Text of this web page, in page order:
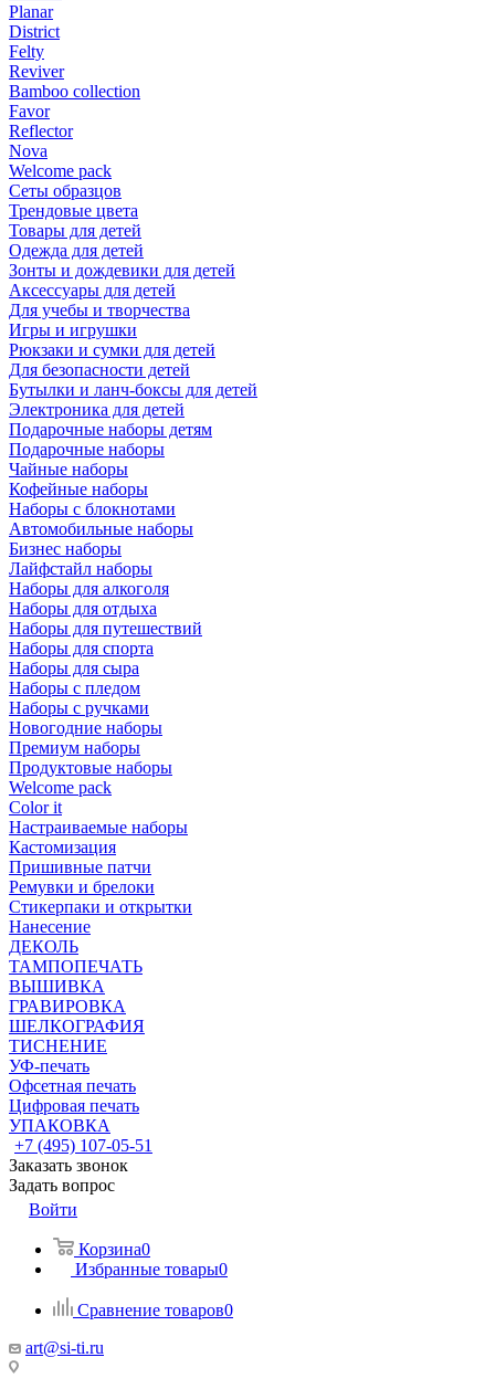
Planar
District
Felty
Reviver
Bamboo collection
Favor
Reflector
Nova
Welcome pack
Сеты образцов
Трендовые цвета
Товары для детей
Одежда для детей
Зонты и дождевики для детей
Аксессуары для детей
Для учебы и творчества
Игры и игрушки
Рюкзаки и сумки для детей
Для безопасности детей
Бутылки и ланч-боксы для детей
Электроника для детей
Подарочные наборы детям
Подарочные наборы
Чайные наборы
Кофейные наборы
Наборы с блокнотами
Автомобильные наборы
Бизнес наборы
Лайфстайл наборы
Наборы для алкоголя
Наборы для отдыха
Наборы для путешествий
Наборы для спорта
Наборы для сыра
Наборы с пледом
Наборы с ручками
Новогодние наборы
Премиум наборы
Продуктовые наборы
Welcome pack
Color it
Настраиваемые наборы
Кастомизация
Пришивные патчи
Ремувки и брелоки
Стикерпаки и открытки
Нанесение
ДЕКОЛЬ
ТАМПОПЕЧАТЬ
ВЫШИВКА
ГРАВИРОВКА
ШЕЛКОГРАФИЯ
ТИСНЕНИЕ
УФ-печать
Офсетная печать
Цифровая печать
УПАКОВКА
+7 (495) 107-05-51
Заказать звонок
Задать вопрос
Войти
Корзина0
Избранные товары0
Сравнение товаров0
art@si-ti.ru